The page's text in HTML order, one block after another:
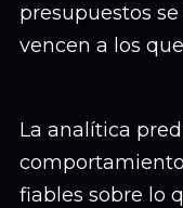
presupuestos
vencen a los
La analítica
fiables sobre lo